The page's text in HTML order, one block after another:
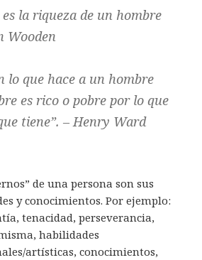
la riqueza de un hombre
Wooden
lo que hace a un hombre
es rico o pobre por lo que
tiene”. – Henry Ward
de una persona son sus
y conocimientos. Por ejemplo:
tenacidad, perseverancia,
habilidades
artísticas, conocimientos,